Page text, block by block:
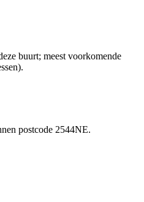
buurt; meest voorkomende
postcode 2544NE.